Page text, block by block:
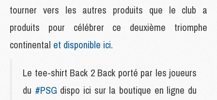
tourner vers les autres produits que le club a
produits pour célébrer ce deuxième triomphe
continental et disponible ici.
Le tee-shirt Back 2 Back porté par les joueurs
du #PSG dispo ici sur la boutique en ligne du